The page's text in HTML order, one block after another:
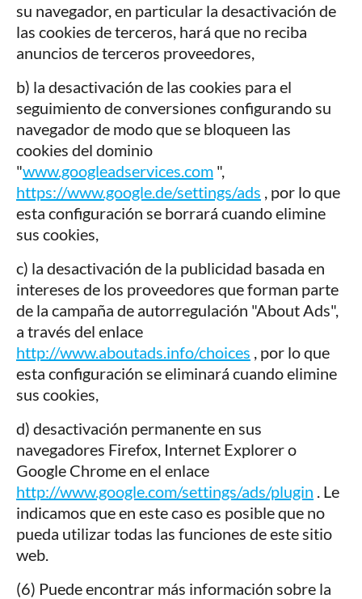
su navegador, en particular la desactivación de
las cookies de terceros, hará que no reciba
anuncios de terceros proveedores,
b) la desactivación de las cookies para el
seguimiento de conversiones configurando su
navegador de modo que se bloqueen las
cookies del dominio
"www.googleadservices.com ",
https://www.google.de/settings/ads , por lo que
esta configuración se borrará cuando elimine
sus cookies,
c) la desactivación de la publicidad basada en
intereses de los proveedores que forman parte
de la campaña de autorregulación "About Ads",
a través del enlace
http://www.aboutads.info/choices , por lo que
esta configuración se eliminará cuando elimine
sus cookies,
d) desactivación permanente en sus
navegadores Firefox, Internet Explorer o
Google Chrome en el enlace
http://www.google.com/settings/ads/plugin . Le
indicamos que en este caso es posible que no
pueda utilizar todas las funciones de este sitio
web.
(6) Puede encontrar más información sobre la